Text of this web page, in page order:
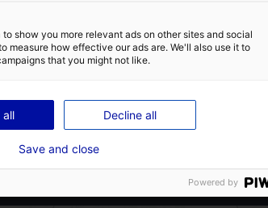
ENVOYER
to show you more relevant ads on other sites and social
measure how effective our ads are. We'll also use it to
that you might not like.
Decline all
Save and close
Powered by